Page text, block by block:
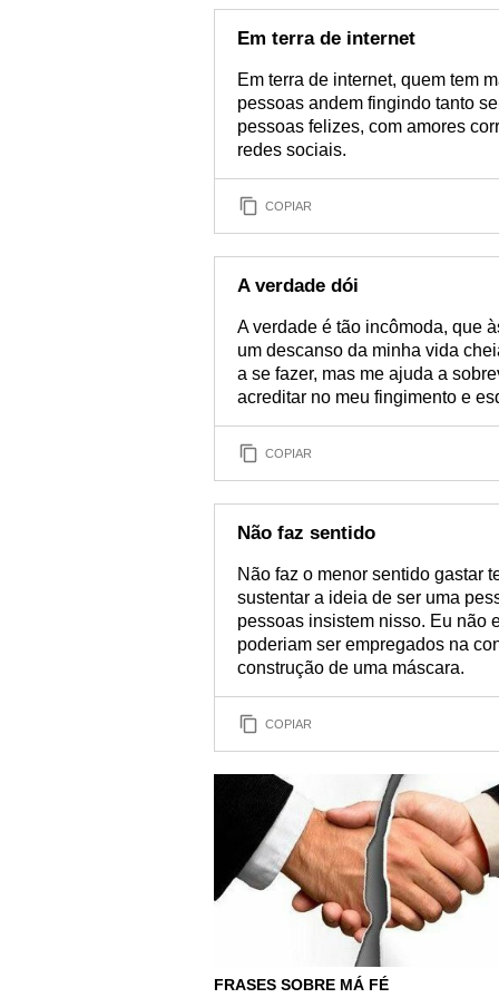
Em terra de internet
Em terra de internet, quem tem
pessoas andem fingindo tanto
pessoas felizes, com amores
redes sociais.
COPIAR
A verdade dói
A verdade é tão incômoda, que
um descanso da minha vida
a se fazer, mas me ajuda a
acreditar no meu fingimento e
COPIAR
Não faz sentido
Não faz o menor sentido gastar
sustentar a ideia de ser uma
pessoas insistem nisso. Eu não
poderiam ser empregados na
construção de uma máscara.
COPIAR
FRASES SOBRE MÁ FÉ